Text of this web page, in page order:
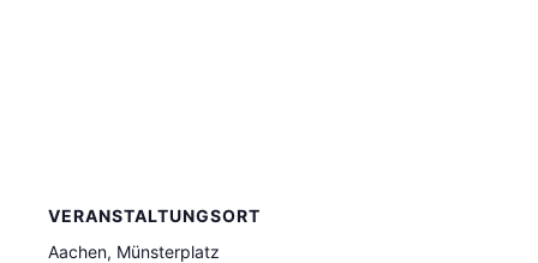
VERANSTALTUNGSORT
Aachen, Münsterplatz